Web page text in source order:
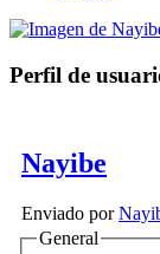
Perfil de
Nayibe
Enviado por
General